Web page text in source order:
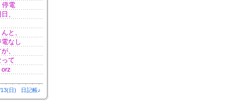
停電
、
と、
なし
、
て
日) 日記帳♪